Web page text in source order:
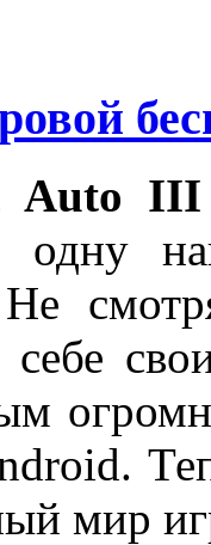
Auto III
одну
Не
себе
мир